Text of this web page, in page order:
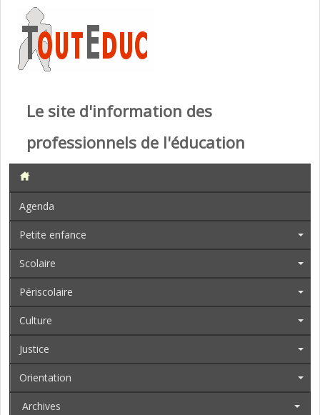
Le site d'information des
professionnels de l'éducation
Agenda
Petite enfance
Scolaire
Périscolaire
Culture
Justice
Orientation
Archives